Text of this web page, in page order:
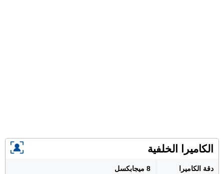
الكاميرا الخلفية
دقة الكاميرا 8 ميجابكسل